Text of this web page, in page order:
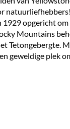
opgericht
Mountains
Tetongebergte.
geweldige plek